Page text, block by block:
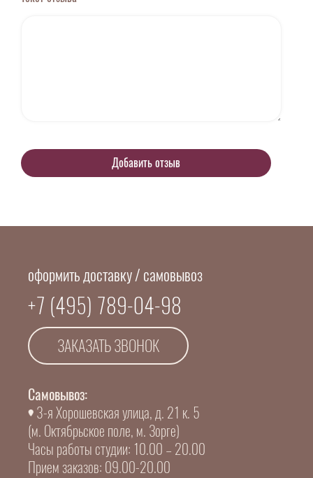
оформить доставку / самовывоз
+7 (495) 789-04-98
ЗАКАЗАТЬ ЗВОНОК
Самовывоз:
3-я Хорошевская улица, д. 21 к. 5
(м. Октябрьское поле, м. Зорге)
Часы работы студии: 10.00 – 20.00
Прием заказов: 09.00-20.00